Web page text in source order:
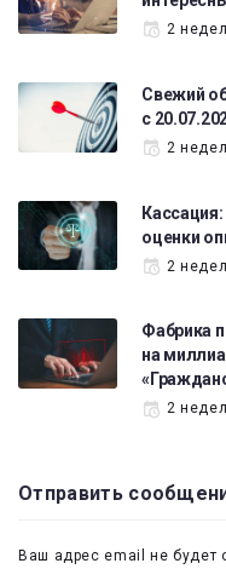
2
Свежий
с
2
оценки
2
Фабрика
на
2
Отправить
Ваш адрес email не будет